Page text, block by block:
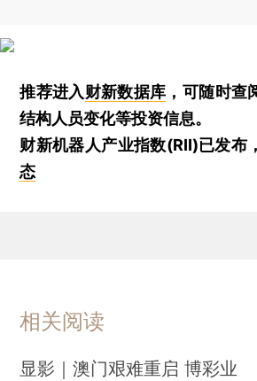
推荐进入财新数据库 ，可随时查
结构人员变化等投资信息。
财新机器人产业指数(RII)已发布，
态
相关阅读
显影｜澳门艰难重启 博彩业